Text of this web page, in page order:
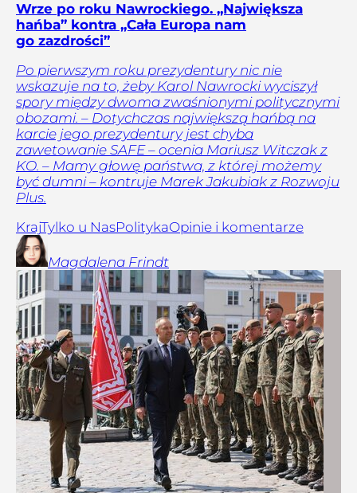
Wrze po roku Nawrockiego. „Największa
hańba” kontra „Cała Europa nam
go zazdrości”
Po pierwszym roku prezydentury nic nie
wskazuje na to, żeby Karol Nawrocki wyciszył
spory między dwoma zwaśnionymi politycznymi
obozami. – Dotychczas największą hańbą na
karcie jego prezydentury jest chyba
zawetowanie SAFE – ocenia Mariusz Witczak z
KO. – Mamy głowę państwa, z której możemy
być dumni – kontruje Marek Jakubiak z Rozwoju
Plus.
KrajTylko u NasPolitykaOpinie i komentarze
Magdalena Frindt